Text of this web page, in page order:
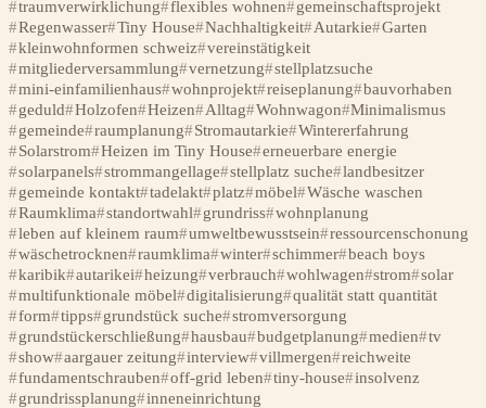
traumverwirklichung flexibles wohnen
gemeinschaftsprojekt
Regenwasser Tiny House Nachhaltigkeit Autarkie Garten
kleinwohnformen schweiz vereinstätigkeit
mitgliederversammlung vernetzung stellplatzsuche
mini-einfamilienhaus wohnprojekt reiseplanung bauvorhaben
geduld Holzofen Heizen Alltag Wohnwagon Minimalismus
gemeinde raumplanung Stromautarkie Wintererfahrung
Solarstrom Heizen im Tiny House erneuerbare energie
solarpanels strommangellage stellplatz suche landbesitzer
gemeinde kontakt tadelakt platz möbel Wäsche waschen
Raumklima standortwahl grundriss wohnplanung
leben auf kleinem raum umweltbewusstsein ressourcenschonung
wäschetrocknen raumklima winter schimmer beach boys
karibik autarikei heizung verbrauch wohlwagen strom solar
multifunktionale möbel digitalisierung qualität statt quantität
form tipps grundstück suche stromversorgung
grundstückerschließung hausbau budgetplanung medien tv
show aargauer zeitung interview villmergen reichweite
fundamentschrauben off-grid leben tiny-house insolvenz
grundrissplanung inneneinrichtung